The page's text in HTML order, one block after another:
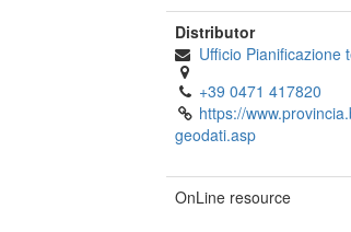
Distributor
Ufficio Pianificazione
+39 0471 417820
https://
geodati.asp
OnLine resource